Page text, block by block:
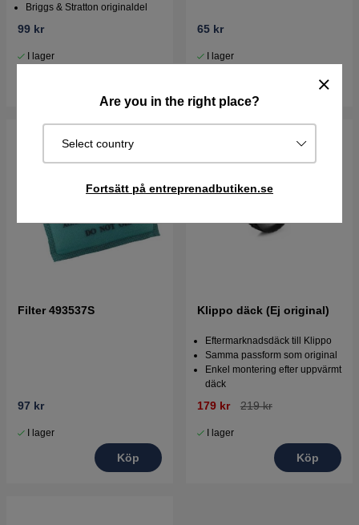
Are you in the right place?
Select country
Fortsätt på entreprenadbutiken.se
Briggs & Stratton originaldel
99 kr
I lager
65 kr
I lager
Filter 493537S
97 kr
I lager
Köp
Klippo däck (Ej original)
Eftermarknadsdäck till Klippo
Samma passform som original
Enkel montering efter uppvärmt
däck
179 kr 219 kr
I lager
Köp